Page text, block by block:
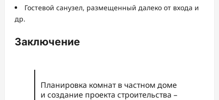
Гостевой санузел, размещенный далеко от входа и
др.
Заключение
Планировка комнат в частном доме
и создание проекта строительства –